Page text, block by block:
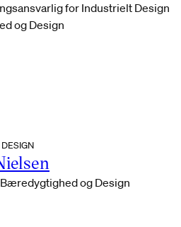
for Industrielt Design
og Design
og Design